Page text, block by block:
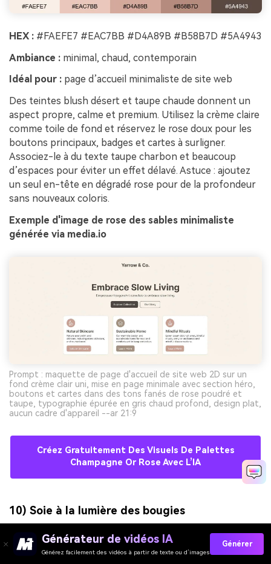
HEX : #FAEFE7 #EAC7BB #D4A89B #B58B7D #5A4943
Ambiance : minimal, chaud, contemporain
Idéal pour : page d’accueil minimaliste de site web
Des teintes blush désert et taupe chaude donnent un
aspect propre, calme et premium. Utilisez la crème claire
comme toile de fond et réservez le rose doux pour les
boutons principaux, badges et cartes à surligner.
Associez-le à du texte taupe charbon et beaucoup
d’espaces pour éviter un effet délavé. Astuce : ajoutez
un seul en-tête en dégradé rose pour de la profondeur
sans nouveaux coloris.
Exemple d'image de rose des sables minimaliste
générée via media.io
Prompt : maquette de page d'accueil de site web 2D sur un
fond crème clair uni, mise en page minimale avec section héro,
boutons et cartes dans des tons fanés de rose poudré et
taupe, typographie épurée en gris chaud profond, design plat,
aucun cadre d'appareil --ar 21:9
Créez Gratuitement Des Visuels De Palettes
Champagne Or Rose Avec L’IA
10) Soie à la lumière des bougies
Générateur de vidéos IA
Générez facilement des vidéos à partir de texte ou d’images
Générer